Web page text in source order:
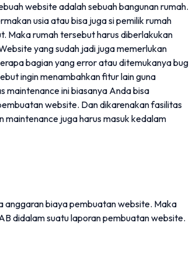
website adalah sebuah bangunan rumah.
usia atau bisa juga si pemilik rumah
Maka rumah tersebut harus diberlakukan
yang sudah jadi juga memerlukan
bagian yang error atau ditemukanya bug
ingin menambahkan fitur lain guna
maintenance ini biasanya Anda bisa
website. Dan dikarenakan fasilitas
maintenance juga harus masuk kedalam
anggaran biaya pembuatan website. Maka
didalam suatu laporan pembuatan website.